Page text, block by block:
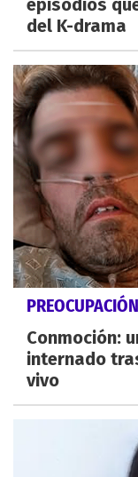
del K-drama
PREOCUPACIÓN
Conmoción:
internado
vivo